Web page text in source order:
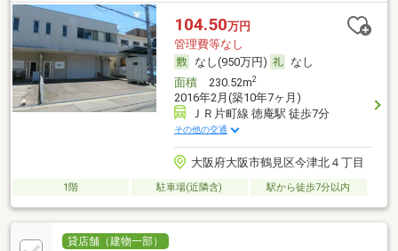
104.50万円
管理費等なし
なし(950万円)
なし
面積230.52m2
2016年2月(築10年7ヶ月)
ＪＲ片町線 徳庵駅 徒歩7分
その他の交通
大阪府大阪市鶴見区今津北４丁目
1階 駐車場(近隣含) 駅から徒歩7分以内
貸店舗（建物一部）